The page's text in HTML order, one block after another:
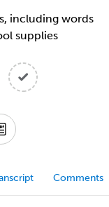
including words
supplies
Comments